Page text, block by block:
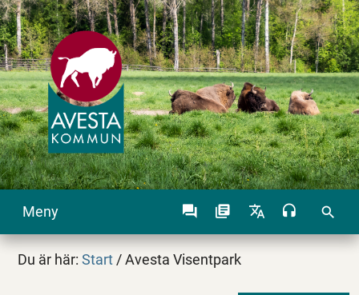
Meny search
Du är här:Start /Avesta Visentpark